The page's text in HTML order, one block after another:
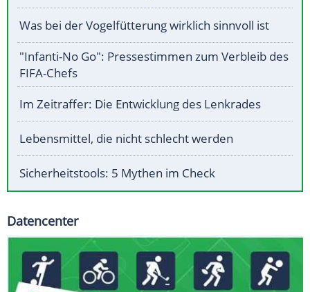
Was bei der Vogelfütterung wirklich sinnvoll ist
"Infanti-No Go": Pressestimmen zum Verbleib des
FIFA-Chefs
Im Zeitraffer: Die Entwicklung des Lenkrades
Lebensmittel, die nicht schlecht werden
Sicherheitstools: 5 Mythen im Check
Datencenter